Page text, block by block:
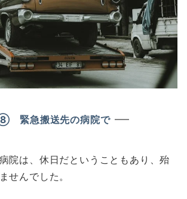
緊急搬送先の病院で
院は、休日だということもあり、殆
せんでした。